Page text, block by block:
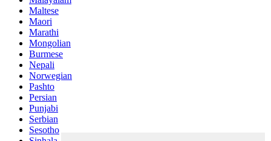
Maltese
Maori
Marathi
Mongolian
Burmese
Nepali
Norwegian
Pashto
Persian
Punjabi
Serbian
Sesotho